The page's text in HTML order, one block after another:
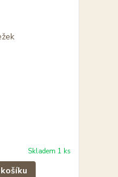
Skladem 1 ks